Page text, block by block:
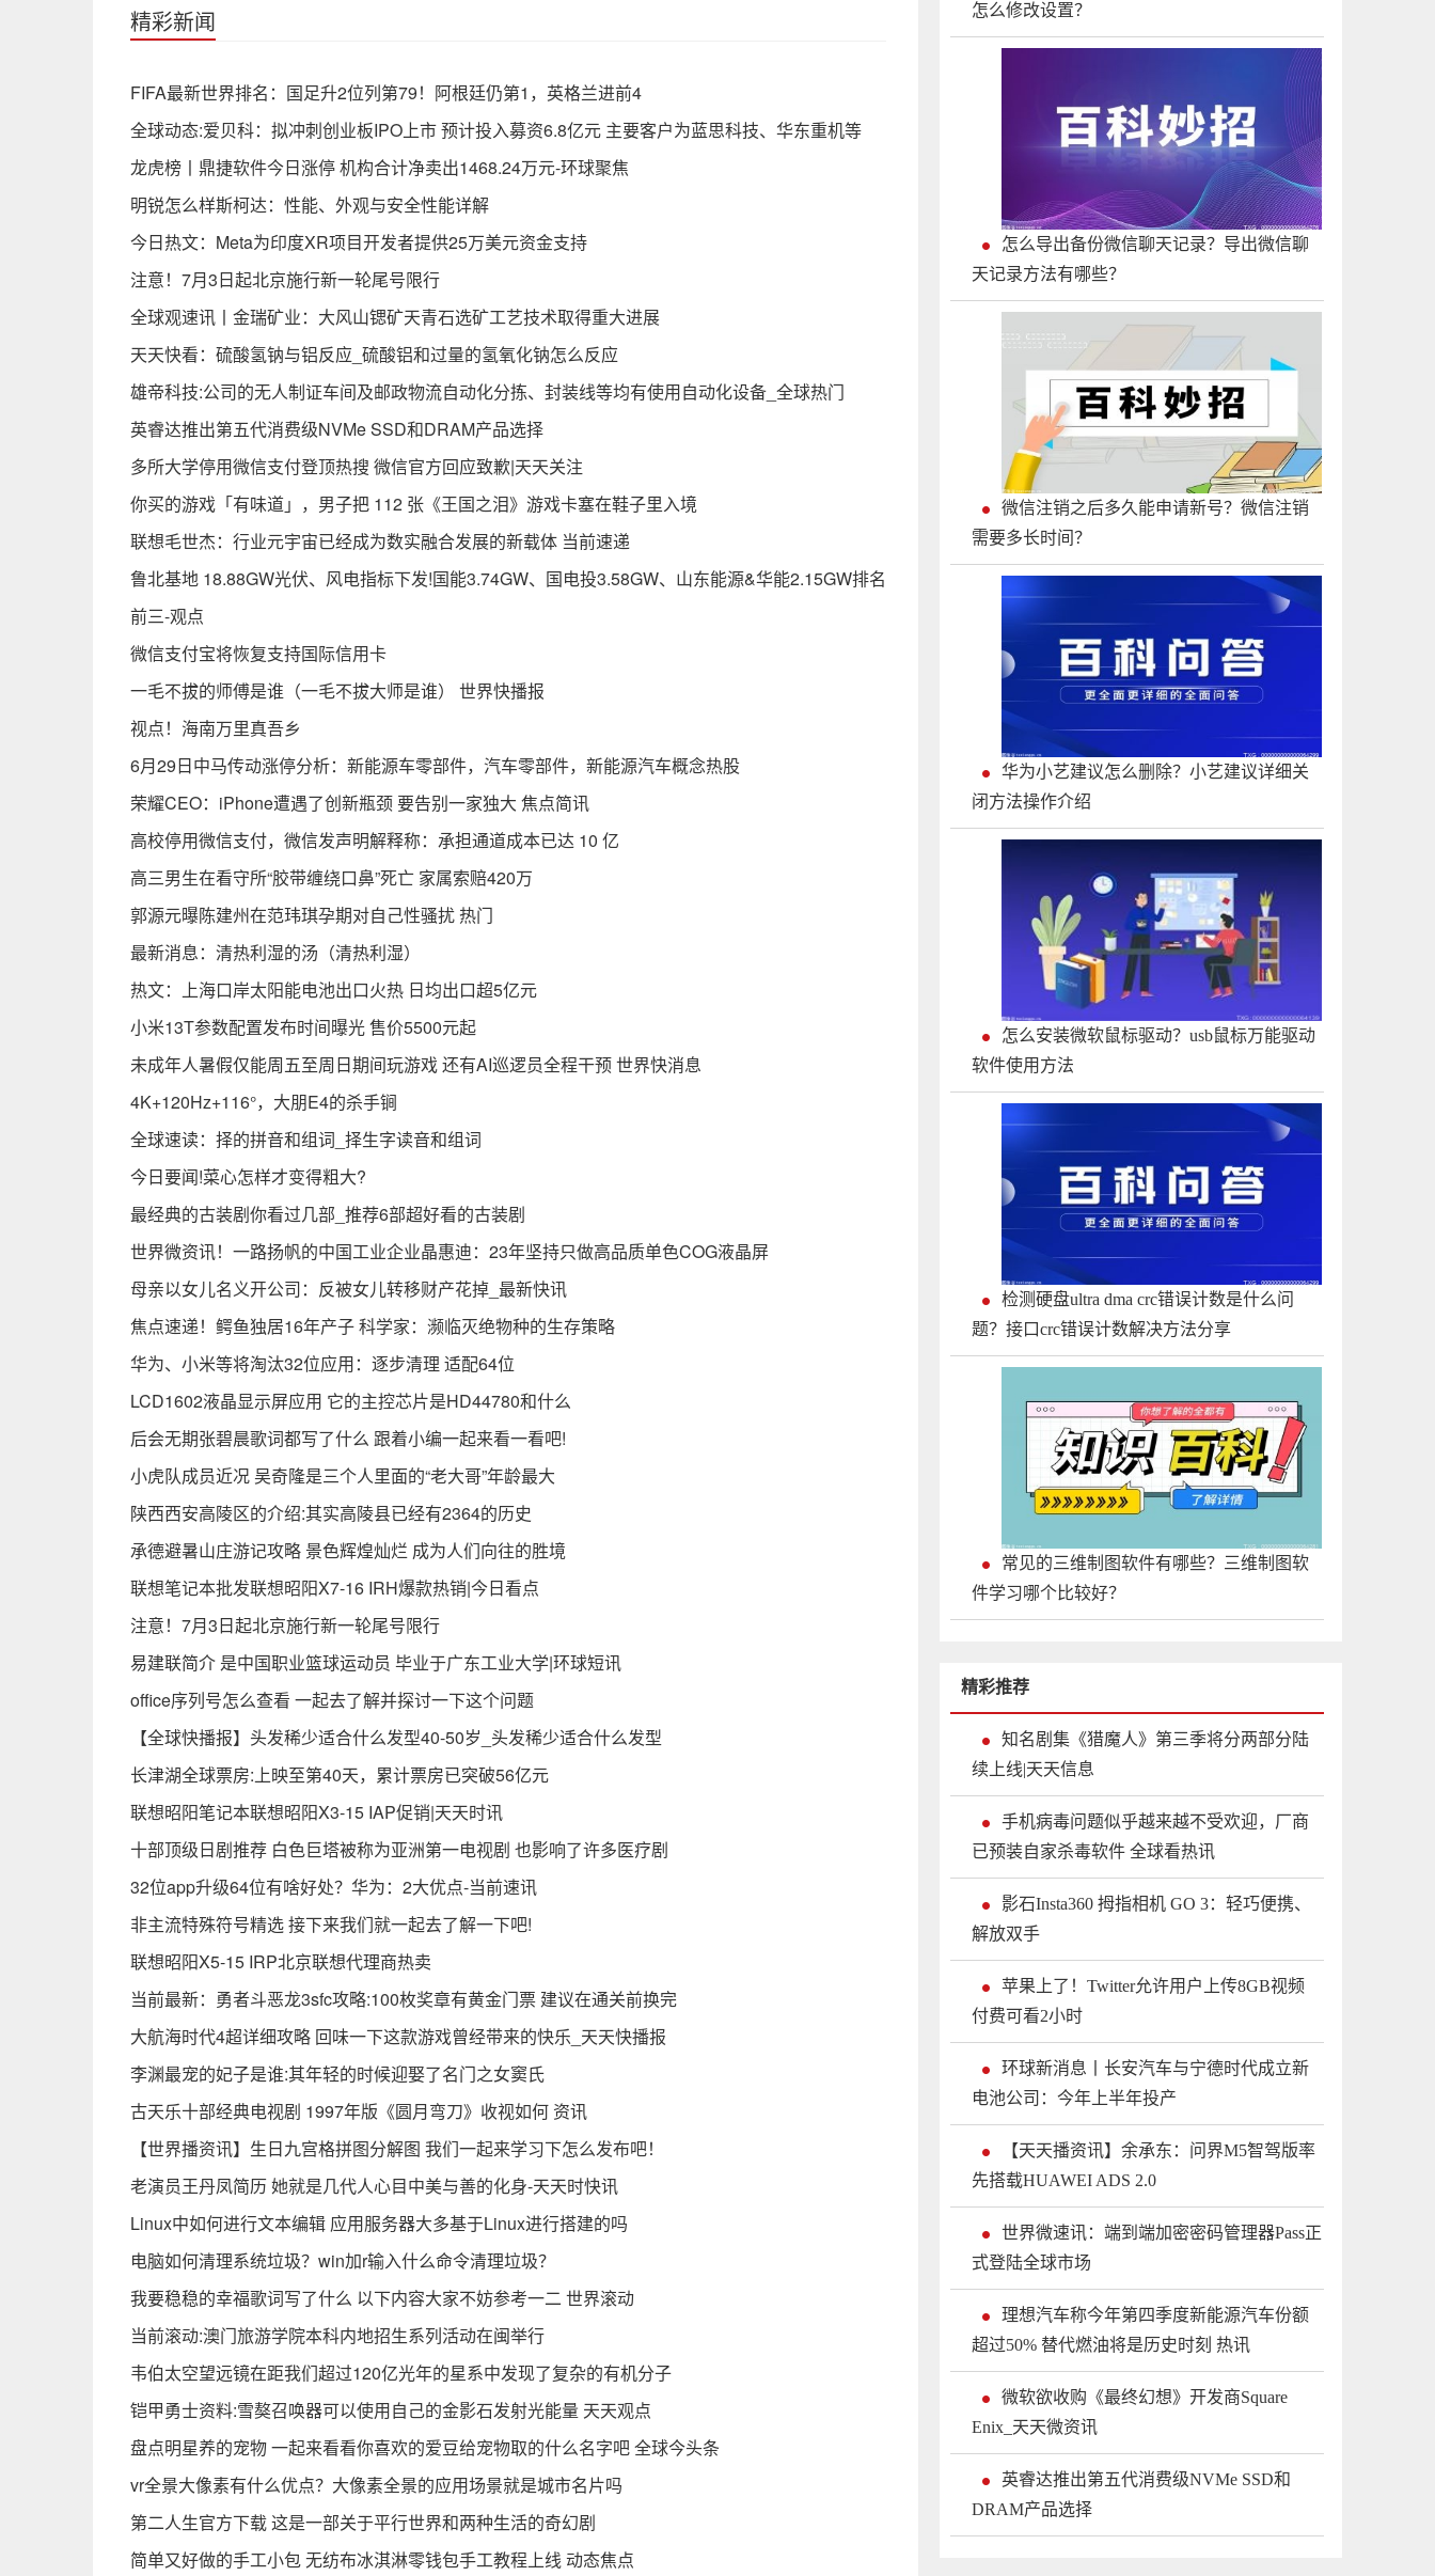
精彩新闻
FIFA最新世界排名：国足升2位列第79！阿根廷仍第1，英格兰进前4
全球动态:爱贝科：拟冲刺创业板IPO上市 预计投入募资6.8亿元 主要客户为蓝思科技、华东重机等
龙虎榜丨鼎捷软件今日涨停 机构合计净卖出1468.24万元-环球聚焦
明锐怎么样斯柯达：性能、外观与安全性能详解
今日热文：Meta为印度XR项目开发者提供25万美元资金支持
注意！7月3日起北京施行新一轮尾号限行
全球观速讯丨金瑞矿业：大风山锶矿天青石选矿工艺技术取得重大进展
天天快看：硫酸氢钠与铝反应_硫酸铝和过量的氢氧化钠怎么反应
雄帝科技:公司的无人制证车间及邮政物流自动化分拣、封装线等均有使用自动化设备_全球热门
英睿达推出第五代消费级NVMe SSD和DRAM产品选择
多所大学停用微信支付登顶热搜 微信官方回应致歉|天天关注
你买的游戏「有味道」，男子把 112 张《王国之泪》游戏卡塞在鞋子里入境
联想毛世杰：行业元宇宙已经成为数实融合发展的新载体 当前速递
鲁北基地 18.88GW光伏、风电指标下发!国能3.74GW、国电投3.58GW、山东能源&华能2.15GW排名
前三-观点
微信支付宝将恢复支持国际信用卡
一毛不拔的师傅是谁（一毛不拔大师是谁） 世界快播报
视点！海南万里真吾乡
6月29日中马传动涨停分析：新能源车零部件，汽车零部件，新能源汽车概念热股
荣耀CEO：iPhone遭遇了创新瓶颈 要告别一家独大 焦点简讯
高校停用微信支付，微信发声明解释称：承担通道成本已达 10 亿
高三男生在看守所“胶带缠绕口鼻”死亡 家属索赔420万
郭源元曝陈建州在范玮琪孕期对自己性骚扰 热门
最新消息：清热利湿的汤（清热利湿）
热文：上海口岸太阳能电池出口火热 日均出口超5亿元
小米13T参数配置发布时间曝光 售价5500元起
未成年人暑假仅能周五至周日期间玩游戏 还有AI巡逻员全程干预 世界快消息
4K+120Hz+116°，大朋E4的杀手锏
全球速读：择的拼音和组词_择生字读音和组词
今日要闻!菜心怎样才变得粗大?
最经典的古装剧你看过几部_推荐6部超好看的古装剧
世界微资讯！一路扬帆的中国工业企业晶惠迪：23年坚持只做高品质单色COG液晶屏
母亲以女儿名义开公司：反被女儿转移财产花掉_最新快讯
焦点速递！鳄鱼独居16年产子 科学家：濒临灭绝物种的生存策略
华为、小米等将淘汰32位应用：逐步清理 适配64位
LCD1602液晶显示屏应用 它的主控芯片是HD44780和什么
后会无期张碧晨歌词都写了什么 跟着小编一起来看一看吧!
小虎队成员近况 吴奇隆是三个人里面的“老大哥”年龄最大
陕西西安高陵区的介绍:其实高陵县已经有2364的历史
承德避暑山庄游记攻略 景色辉煌灿烂 成为人们向往的胜境
联想笔记本批发联想昭阳X7-16 IRH爆款热销|今日看点
注意！7月3日起北京施行新一轮尾号限行
易建联简介 是中国职业篮球运动员 毕业于广东工业大学|环球短讯
office序列号怎么查看 一起去了解并探讨一下这个问题
【全球快播报】头发稀少适合什么发型40-50岁_头发稀少适合什么发型
长津湖全球票房:上映至第40天，累计票房已突破56亿元
联想昭阳笔记本联想昭阳X3-15 IAP促销|天天时讯
十部顶级日剧推荐 白色巨塔被称为亚洲第一电视剧 也影响了许多医疗剧
32位app升级64位有啥好处？华为：2大优点-当前速讯
非主流特殊符号精选 接下来我们就一起去了解一下吧!
联想昭阳X5-15 IRP北京联想代理商热卖
当前最新：勇者斗恶龙3sfc攻略:100枚奖章有黄金门票 建议在通关前换完
大航海时代4超详细攻略 回味一下这款游戏曾经带来的快乐_天天快播报
李渊最宠的妃子是谁:其年轻的时候迎娶了名门之女窦氏
古天乐十部经典电视剧 1997年版《圆月弯刀》收视如何 资讯
【世界播资讯】生日九宫格拼图分解图 我们一起来学习下怎么发布吧！
老演员王丹凤简历 她就是几代人心目中美与善的化身-天天时快讯
Linux中如何进行文本编辑 应用服务器大多基于Linux进行搭建的吗
电脑如何清理系统垃圾？win加r输入什么命令清理垃圾？
我要稳稳的幸福歌词写了什么 以下内容大家不妨参考一二 世界滚动
当前滚动:澳门旅游学院本科内地招生系列活动在闽举行
韦伯太空望远镜在距我们超过120亿光年的星系中发现了复杂的有机分子
铠甲勇士资料:雪獒召唤器可以使用自己的金影石发射光能量 天天观点
盘点明星养的宠物 一起来看看你喜欢的爱豆给宠物取的什么名字吧 全球今头条
vr全景大像素有什么优点？大像素全景的应用场景就是城市名片吗
第二人生官方下载 这是一部关于平行世界和两种生活的奇幻剧
简单又好做的手工小包 无纺布冰淇淋零钱包手工教程上线 动态焦点
怎么修改设置？
怎么导出备份微信聊天记录？导出微信聊
天记录方法有哪些？
微信注销之后多久能申请新号？微信注销
需要多长时间？
华为小艺建议怎么删除？小艺建议详细关
闭方法操作介绍
怎么安装微软鼠标驱动？usb鼠标万能驱动
软件使用方法
检测硬盘ultra dma crc错误计数是什么问
题？接口crc错误计数解决方法分享
常见的三维制图软件有哪些？三维制图软
件学习哪个比较好？
精彩推荐
知名剧集《猎魔人》第三季将分两部分陆
续上线|天天信息
手机病毒问题似乎越来越不受欢迎，厂商
已预装自家杀毒软件 全球看热讯
影石Insta360 拇指相机 GO 3：轻巧便携、
解放双手
苹果上了！Twitter允许用户上传8GB视频
付费可看2小时
环球新消息丨长安汽车与宁德时代成立新
电池公司：今年上半年投产
【天天播资讯】余承东：问界M5智驾版率
先搭载HUAWEI ADS 2.0
世界微速讯：端到端加密密码管理器Pass正
式登陆全球市场
理想汽车称今年第四季度新能源汽车份额
超过50% 替代燃油将是历史时刻 热讯
微软欲收购《最终幻想》开发商Square
Enix_天天微资讯
英睿达推出第五代消费级NVMe SSD和
DRAM产品选择